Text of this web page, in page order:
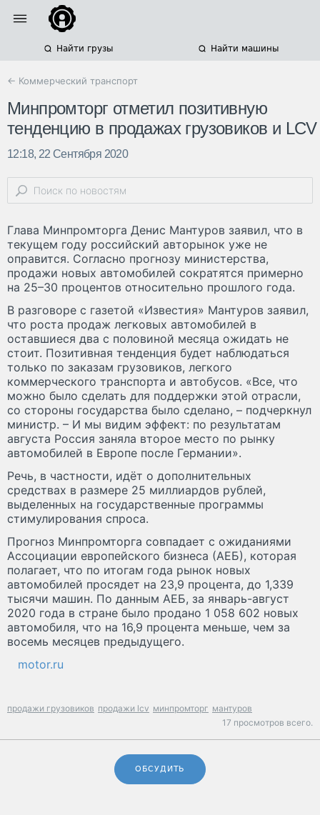
Найти грузы Найти машины
← Коммерческий транспорт
Минпромторг отметил позитивную
тенденцию в продажах грузовиков и LCV
12:18, 22 Сентября 2020
Глава Минпромторга Денис Мантуров заявил, что в
текущем году российский авторынок уже не
оправится. Согласно прогнозу министерства,
продажи новых автомобилей сократятся примерно
на 25–30 процентов относительно прошлого года.
В разговоре с газетой «Известия» Мантуров заявил,
что роста продаж легковых автомобилей в
оставшиеся два с половиной месяца ожидать не
стоит. Позитивная тенденция будет наблюдаться
только по заказам грузовиков, легкого
коммерческого транспорта и автобусов. «Все, что
можно было сделать для поддержки этой отрасли,
со стороны государства было сделано, – подчеркнул
министр. – И мы видим эффект: по результатам
августа Россия заняла второе место по рынку
автомобилей в Европе после Германии».
Речь, в частности, идёт о дополнительных
средствах в размере 25 миллиардов рублей,
выделенных на государственные программы
стимулирования спроса.
Прогноз Минпромторга совпадает с ожиданиями
Ассоциации европейского бизнеса (АЕБ), которая
полагает, что по итогам года рынок новых
автомобилей просядет на 23,9 процента, до 1,339
тысячи машин. По данным АЕБ, за январь-август
2020 года в стране было продано 1 058 602 новых
автомобиля, что на 16,9 процента меньше, чем за
восемь месяцев предыдущего.
motor.ru
продажи грузовиков продажи lcv минпромторг мантуров
17 просмотров всего.
ОБСУДИТЬ